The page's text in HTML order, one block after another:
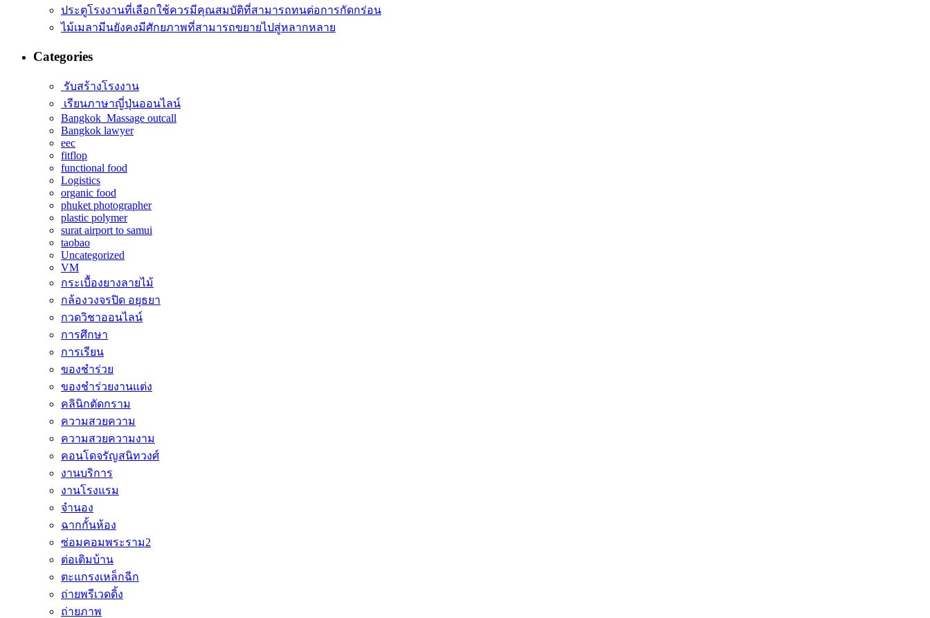
ประตูโรงงานที่เลือกใช้ควรมีคุณสมบัติที่สามารถทนต่อการกัดกร่อน
ไม้เมลามีนยังคงมีศักยภาพที่สามารถขยายไปสู่หลากหลาย
Categories
รับสร้างโรงงาน
เรียนภาษาญี่ปุ่นออนไลน์
Bangkok Massage outcall
Bangkok lawyer
eec
fitflop
functional food
Logistics
organic food
phuket photographer
plastic polymer
surat airport to samui
taobao
Uncategorized
VM
กระเบื้องยางลายไม้
กล้องวงจรปิด อยุธยา
กวดวิชาออนไลน์
การศึกษา
การเรียน
ของชำร่วย
ของชำร่วยงานแต่ง
คลินิกตัดกราม
ความสวยความ
ความสวยความงาม
คอนโดจรัญสนิทวงศ์
งานบริการ
งานโรงแรม
จำนอง
ฉากกั้นห้อง
ซ่อมคอมพระราม2
ต่อเติมบ้าน
ตะแกรงเหล็กฉีก
ถ่ายพรีเวดดิ้ง
ถ่ายภาพ